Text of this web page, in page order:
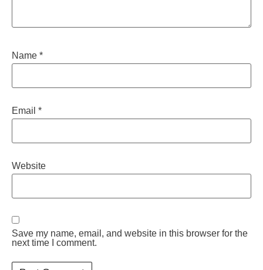
Name *
Email *
Website
Save my name, email, and website in this browser for the
next time I comment.